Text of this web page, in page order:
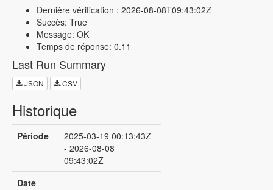
Dernière vérification : 2026-08-08T09:43:02Z
Succès: True
Message: OK
Temps de réponse: 0.11
Last Run Summary
JSON CSV
Historique
Période
2025-03-19 00:13:43Z
- 2026-08-08
09:43:02Z
Date